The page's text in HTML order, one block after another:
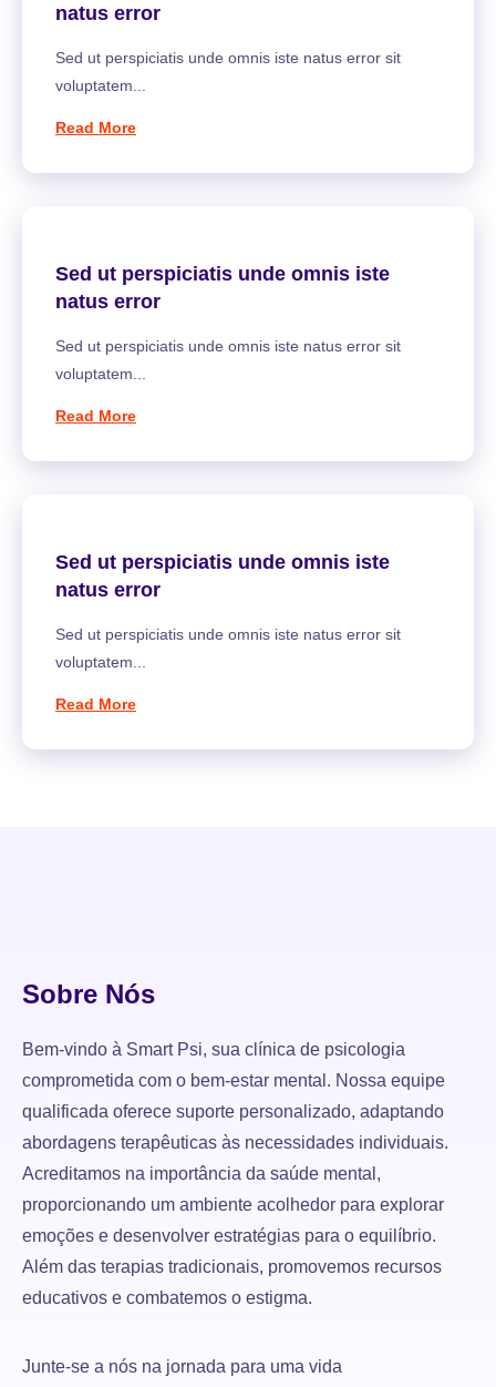
natus error
Sed ut perspiciatis unde omnis iste natus error sit
voluptatem...
Read More
Sed ut perspiciatis unde omnis iste
natus error
Sed ut perspiciatis unde omnis iste natus error sit
voluptatem...
Read More
Sed ut perspiciatis unde omnis iste
natus error
Sed ut perspiciatis unde omnis iste natus error sit
voluptatem...
Read More
Sobre Nós
Bem-vindo à Smart Psi, sua clínica de psicologia
comprometida com o bem-estar mental. Nossa equipe
qualificada oferece suporte personalizado, adaptando
abordagens terapêuticas às necessidades individuais.
Acreditamos na importância da saúde mental,
proporcionando um ambiente acolhedor para explorar
emoções e desenvolver estratégias para o equilíbrio.
Além das terapias tradicionais, promovemos recursos
educativos e combatemos o estigma.
Junte-se a nós na jornada para uma vida